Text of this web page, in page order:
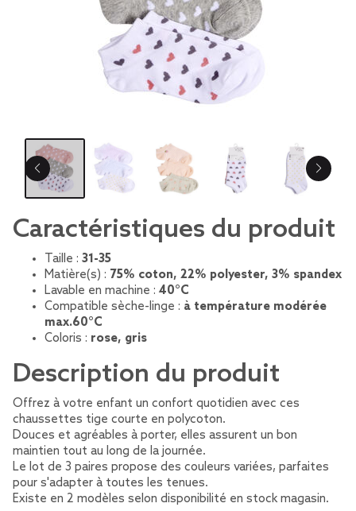
Caractéristiques du produit
Taille : 31-35
Matière(s) : 75% coton, 22% polyester, 3% spandex
Lavable en machine : 40°C
Compatible sèche-linge : à température modérée
max.60°C
Coloris : rose, gris
Description du produit
Offrez à votre enfant un confort quotidien avec ces
chaussettes tige courte en polycoton.
Douces et agréables à porter, elles assurent un bon
maintien tout au long de la journée.
Le lot de 3 paires propose des couleurs variées, parfaites
pour s'adapter à toutes les tenues.
Existe en 2 modèles selon disponibilité en stock magasin.